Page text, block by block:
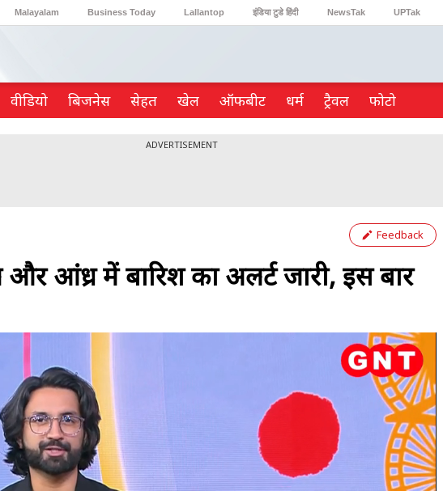
Malayalam Business Today Lallantop इंडिया टुडे हिंदी NewsTak UPTak
वीडियो ब‍िजनेस सेहत खेल ऑफबीट धर्म ट्रैवल फोटो
ADVERTISEMENT
Feedback
में बारिश का अलर्ट जारी, इस बार